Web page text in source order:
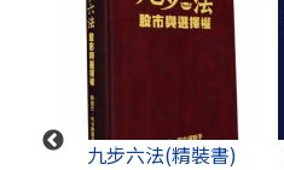
九步六法(精裝書)